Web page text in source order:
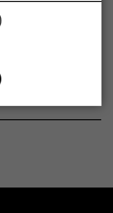
üzenetre, majd
koppintson a
körre az
majd koppintson a